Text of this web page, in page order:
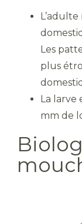
Les
plus
La larve
mm de